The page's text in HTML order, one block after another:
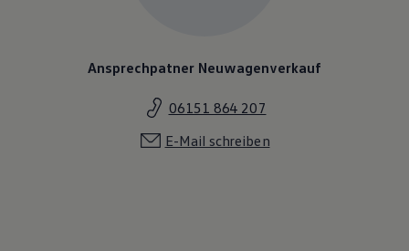
Ansprechpatner Neuwagenverkauf
06151 864 207
E-Mail schreiben